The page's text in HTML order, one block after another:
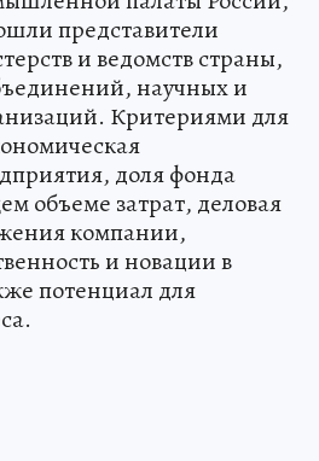
представители
и ведомств страны,
научных и
Критериями для
доля фонда
объеме затрат, деловая
компании,
и новации в
потенциал для